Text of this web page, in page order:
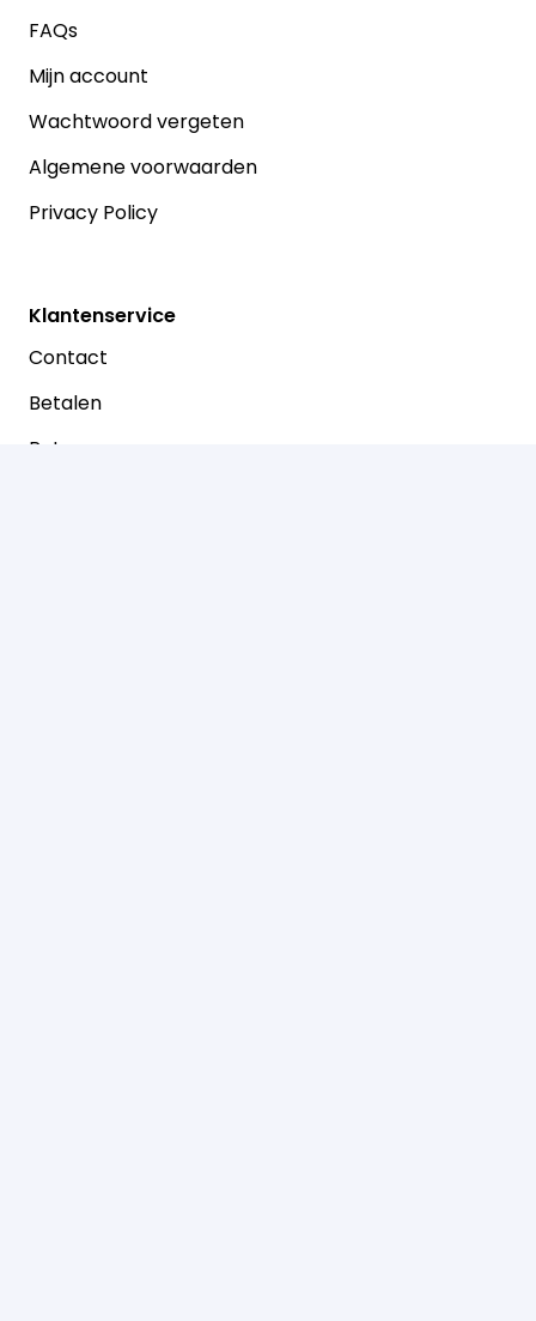
FAQs
Mijn account
Wachtwoord vergeten
Algemene voorwaarden
Privacy Policy
Klantenservice
Contact
Betalen
Retouren